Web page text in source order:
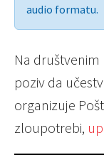
audio formatu.
Na
poziv da
organizuje
zloupotrebi,